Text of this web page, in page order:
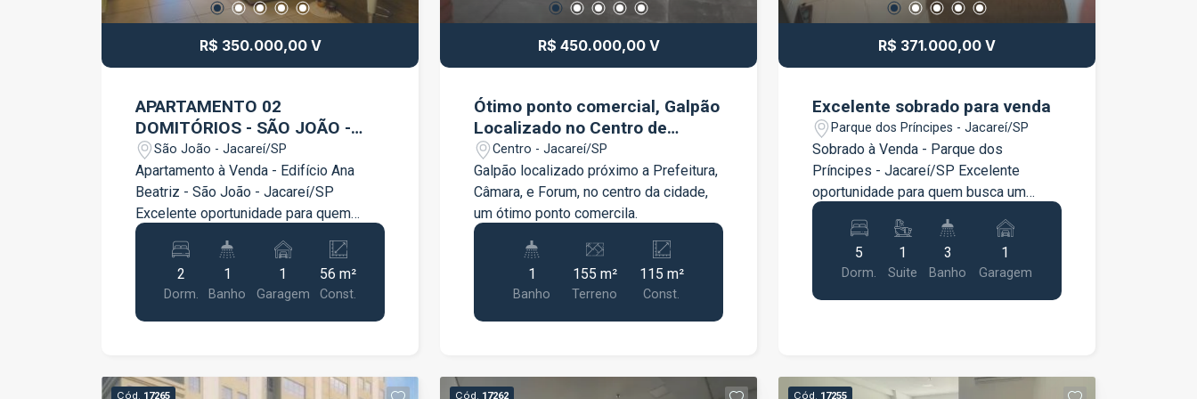
R$ 350.000,00 V
APARTAMENTO 02
DOMITÓRIOS - SÃO JOÃO -
JACAREÍ SP
São João - Jacareí/SP
Apartamento à Venda - Edifício Ana
Beatriz - São João - Jacareí/SP
Excelente oportunidade para quem
busca conforto, praticidade e uma
localização privilegiada em Jacareí.
Este lindo apartamento está localizado
no bairro São João, próximo a feira
livre, farmácias, escolas, comércios e a
comodidade para o dia a dia. O imóvel
2
Dorm.
1
Banho
1
Garagem
56 m²
Const.
R$ 450.000,00 V
Ótimo ponto comercial, Galpão
Localizado no Centro de
Jacareí, ao lado da Prefeitura.
Centro - Jacareí/SP
Galpão localizado próximo a Prefeitura,
Câmara, e Forum, no centro da cidade,
um ótimo ponto comercila.
1
Banho
155 m²
Terreno
115 m²
Const.
R$ 371.000,00 V
Excelente sobrado para venda
Parque dos Príncipes - Jacareí/SP
Sobrado à Venda - Parque dos
Príncipes - Jacareí/SP Excelente
oportunidade para quem busca um
sobrado espaçoso, confortável e com
ótima estrutura para acomodar toda a
família. Localizado no Parque dos
Príncipes, em Jacareí, este imóvel
oferece ambientes amplos e bem
imóvel dispõe de: 5 quartos, sendo 1
5
Dorm.
1
Suite
3
Banho
1
Garagem
Cód. 17265 Cód. 17262 Cód. 17255